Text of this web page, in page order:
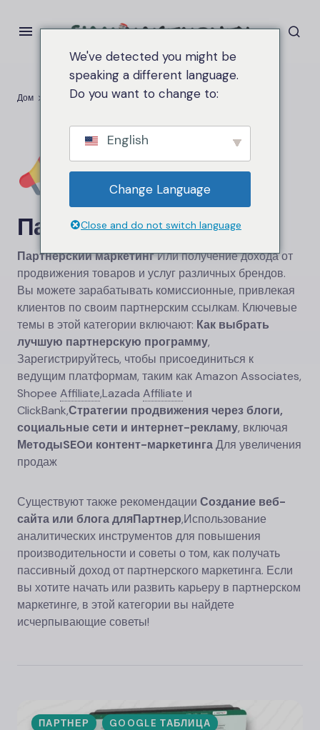
Дом Партнер
Партнер
Партнерский маркетингИли получение дохода от
продвижения товаров и услуг различных брендов.
Вы можете зарабатывать комиссионные, привлекая
клиентов по своим партнерским ссылкам. Ключевые
темы в этой категории включают: Как выбрать
лучшую партнерскую программу,
Зарегистрируйтесь, чтобы присоединиться к
ведущим платформам, таким как Amazon Associates,
Shopee Affiliate,Lazada Affiliate и
ClickBank,Стратегии продвижения через блоги,
социальные сети и интернет-рекламу, включая
МетодыSEOи контент-маркетингаДля увеличения
продаж
Существуют также рекомендации Создание веб-
сайта или блога дляПартнер,Использование
аналитических инструментов для повышения
производительности и советы о том, как получать
пассивный доход от партнерского маркетинга. Если
вы хотите начать или развить карьеру в партнерском
маркетинге, в этой категории вы найдете
исчерпывающие советы!
ПАРТНЕР
GOOGLE ТАБЛИЦА
We've detected you might be
speaking a different language.
Do you want to change to:
English
Change Language
Close and do not switch language